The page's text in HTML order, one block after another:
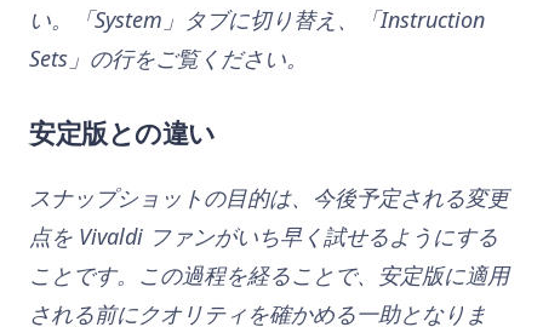
い。「System」タブに切り替え、「Instruction
Sets」の行をご覧ください。
安定版との違い
スナップショットの目的は、今後予定される変更
点を Vivaldi ファンがいち早く試せるようにする
ことです。この過程を経ることで、安定版に適用
される前にクオリティを確かめる一助となりま